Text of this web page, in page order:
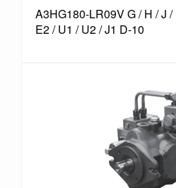
A3HG180-LR09V G / H / J
E2 / U1 / U2 / J1 D-10